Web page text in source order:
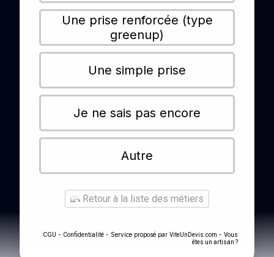
Une prise renforcée (type
greenup)
Une simple prise
Je ne sais pas encore
Autre
Retour à la liste des métiers
CGU - Confidentialité - Service proposé par ViteUnDevis.com - Vous
êtes un artisan ?